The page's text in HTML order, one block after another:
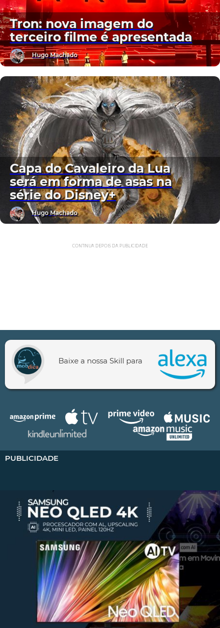
Tron: nova imagem do
terceiro filme é apresentada
Hugo Machado
Capa do Cavaleiro da Lua
será em forma de asas na
série do Disney+
Hugo Machado
CONTINUA DEPOIS DA PUBLICIDADE
Baixe a nossa Skill para
PUBLICIDADE